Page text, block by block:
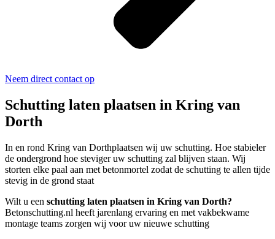
Neem direct contact op
Schutting laten plaatsen in Kring van
Dorth
In en rond Kring van Dorthplaatsen wij uw schutting. Hoe stabieler
de ondergrond hoe steviger uw schutting zal blijven staan. Wij
storten elke paal aan met betonmortel zodat de schutting te allen tijde
stevig in de grond staat
Wilt u een schutting laten plaatsen in Kring van Dorth?
Betonschutting.nl heeft jarenlang ervaring en met vakbekwame
montage teams zorgen wij voor uw nieuwe schutting